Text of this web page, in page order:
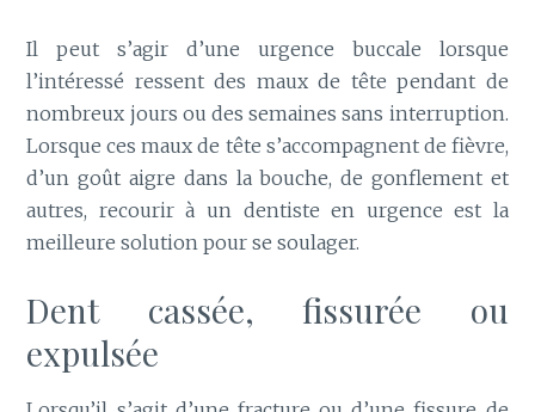
Il peut s’agir d’une urgence buccale lorsque
l’intéressé ressent des maux de tête pendant de
nombreux jours ou des semaines sans interruption.
Lorsque ces maux de tête s’accompagnent de fièvre,
d’un goût aigre dans la bouche, de gonflement et
autres, recourir à un dentiste en urgence est la
meilleure solution pour se soulager.
Dent cassée, fissurée ou
expulsée